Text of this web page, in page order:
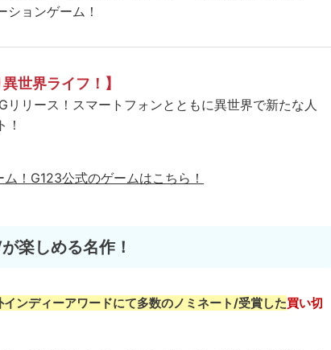
ションゲーム！
異世界ライフ！】
リリース！スマートフォンとともに異世界で新たな人
！
！ G123公式のゲームはこちら！
楽しめる名作！
インディーアワードにて多数のノミネート/受賞した買い切